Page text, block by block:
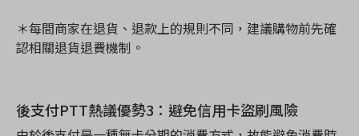
＊每間商家在退貨、退款上的規則不同，建議購物前先確
認相關退貨退費機制。
後支付PTT熱議優勢3 ：避免信用卡盜刷風險